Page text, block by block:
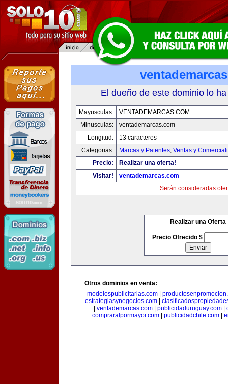
El dueño de este dominio lo
Mayusculas:
VENTADEMARCAS.COM
Minusculas:
ventademarcas.com
Longitud:
13 caracteres
Categorias:
Marcas y Patentes, Ventas y
Precio:
Realizar una oferta!
Visitar!
ventademarcas.com
Serán consideradas
Realizar una Oferta
Precio Ofrecido $
Otros dominios en venta:
modelospublicitarias.com
estrategiasynegocios.com|
ventademarcas.com publicidaduruguay.com
compraralpormayor.com| publicidadchile.com|